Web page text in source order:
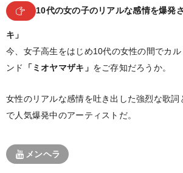
10代の女の子のリアルな感情を爆発
キ」
今、女子高生をはじめ10代の女性の間でカ
ンド
「ミオヤマザキ」 をご存知だろうか。
女性のリアルな感情を吐き出した強烈な歌詞
で人気爆発中のアーティストだ。
メンヘラ